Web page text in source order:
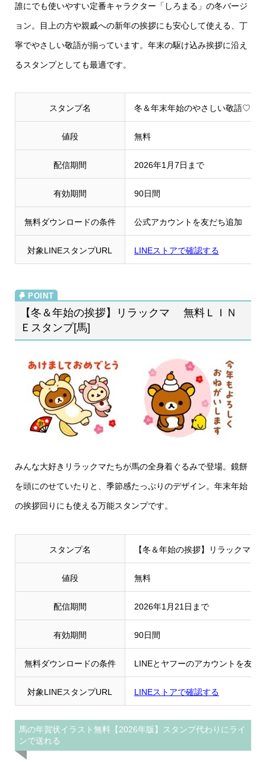
誰にでも使いやすい定番キャラクター「しろまる」の冬バージ
ョン。目上の方や親戚への新年の挨拶にも安心して使える、丁
寧でやさしい敬語が揃っています。年末の駆け込み挨拶に沿え
るスタンプとしても最適です。
スタンプ名 冬＆年末年始のやさしい敬語♡し
値段 無料
配信期間 2026年1月7日まで
有効期間 90日間
無料ダウンロードの条件 公式アカウントを友だち追加
対象LINEスタンプURL LINEストアで確認する
【冬＆年始の挨拶】リラックマ 無料ＬＩＮ
Ｅスタンプ[馬]
みんな大好きリラックマたちが馬の全身着ぐるみで登場。鏡餅
を頭にのせていたりと、季節感たっぷりのデザイン。年末年始
の挨拶回りにも使える万能スタンプです。
スタンプ名 【冬＆年始の挨拶】リラックマ
値段 無料
配信期間 2026年1月21日まで
有効期間 90日間
無料ダウンロードの条件 LINEとヤフーのアカウントを友だ
対象LINEスタンプURL LINEストアで確認する
馬の年賀状イラスト無料【2026年版】スタンプ代わりにライ
ンで送れる